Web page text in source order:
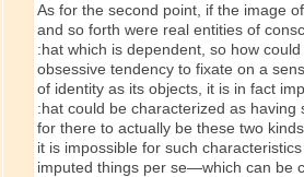
As for the second point, if the image
and so forth were real entities of
:hat which is dependent, so how
obsessive tendency to fixate on a
of identity as its objects, it is in fact
:hat could be characterized as
for there to actually be these two
it is impossible for such
imputed things per se—which can be